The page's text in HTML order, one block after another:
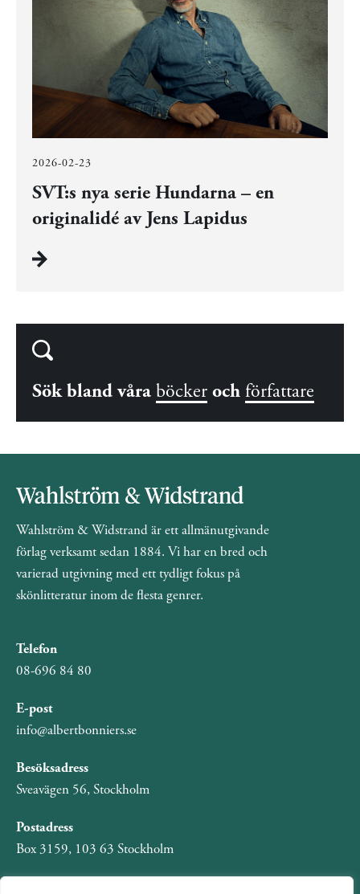
2026-02-23
SVT:s nya serie Hundarna – en
originalidé av Jens Lapidus
Sök bland våra böcker och författare
Wahlström & Widstrand är ett allmänutgivande
förlag verksamt sedan 1884. Vi har en bred och
varierad utgivning med ett tydligt fokus på
skönlitteratur inom de flesta genrer.
Telefon
08-696 84 80
E-post
info@albertbonniers.se
Besöksadress
Sveavägen 56, Stockholm
Postadress
Box 3159, 103 63 Stockholm